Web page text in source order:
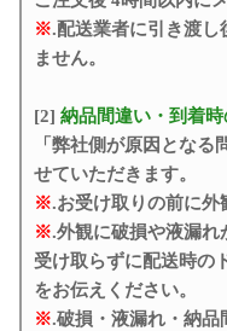
※.配送業者に引き渡し
ません。
[2] 納品間違い・到着
「弊社側が原因とな
せていただきます。
※.お受け取りの前に外
※.外観に破損や液漏れ
受け取らずに配送時の
をお伝えください。
※.破損・液漏れ・納品